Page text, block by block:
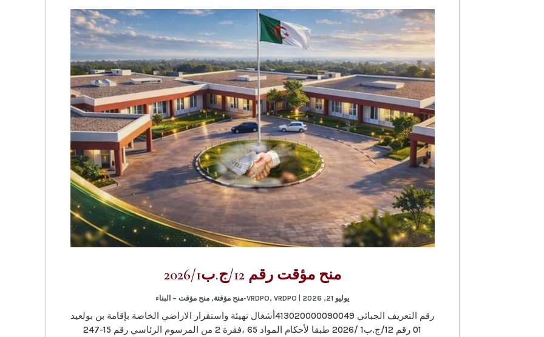
منح مؤقت رقم 12/ج.ب2026/1
يوليو 21, 2026 VRDPO,VRDPO-منح مؤقتة , منح مؤقت – البناء
رقم التعريف الجبائي 413020000090049أشغال تهيئة واستقرار الاراضي الخاصة بإقامة بن بولعيد
01 رقم 12/ج.ب1 /2026 طبقا لأحكام المواد 65 ،فقرة 2 من المرسوم الرئاسي رقم 15-247